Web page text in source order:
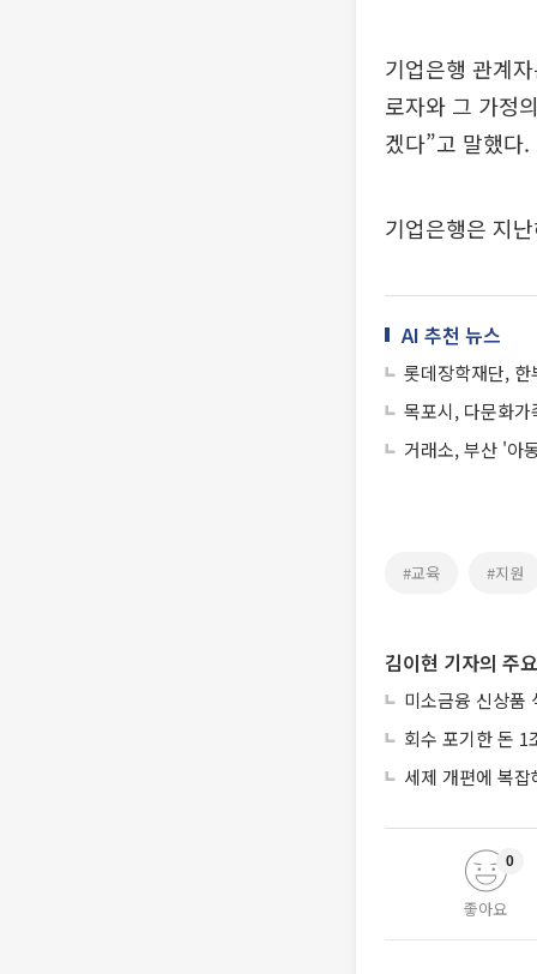
기업은행 관계
로자와 그 가정
겠다”고 말했다.
기업은행은 지
AI 추천 뉴스
롯데장학재단,
목포시, 다문화
거래소, 부산 '아
#교육 #지원
김이현 기자의 주
미소금융 신상
회수 포기한 돈
세제 개편에 복
좋아요
0